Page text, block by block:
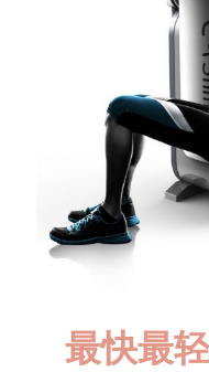
最快最